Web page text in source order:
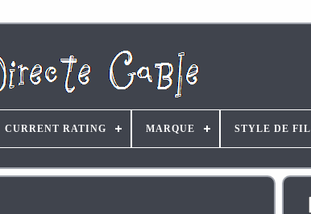
CURRENT RATING MARQUE STYLE DE FIL